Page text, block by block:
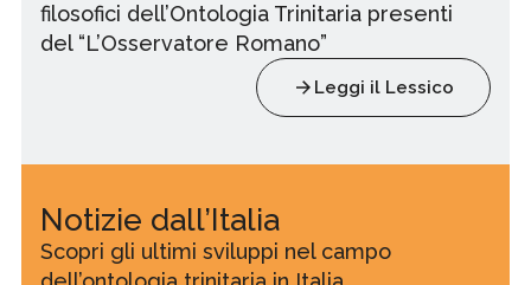
filosofici dell’Ontologia Trinitaria presenti
del “L’Osservatore Romano”
Leggi il Lessico
Notizie dall’Italia
Scopri gli ultimi sviluppi nel campo